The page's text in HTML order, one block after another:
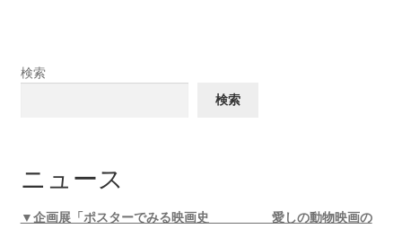
検索
検索
ニュース
▼企画展「ポスターでみる映画史 愛しの動物映画の